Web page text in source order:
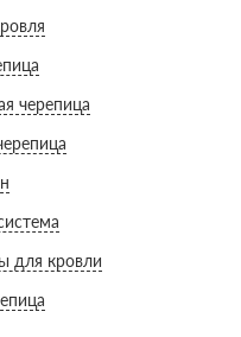
черепица
для кровли